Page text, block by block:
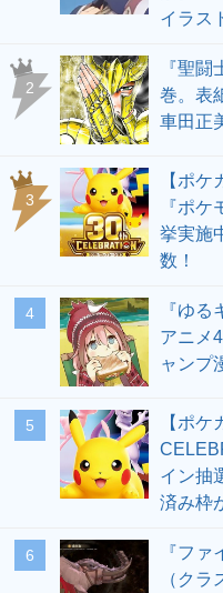
イラス
2
『聖
巻。表
車田正
3
【ポ
『ポ
挙実施
数！
4
『ゆ
アニメ
ャンプ
5
【ポケ
イン抽
済み枠
6
『フ
（ク